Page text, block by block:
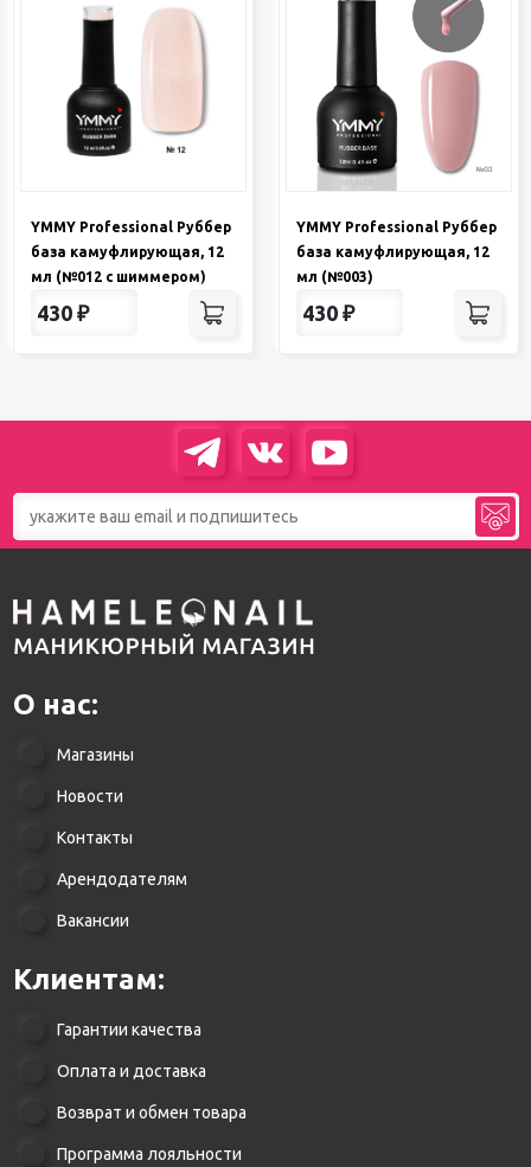
YMMY Professional Руббер
база камуфлирующая, 12
мл (№012 с шиммером)
430 ₽
YMMY Professional Руббер
база камуфлирующая, 12
мл (№003)
430 ₽
О нас:
Магазины
Новости
Контакты
Арендодателям
Вакансии
Клиентам:
Гарантии качества
Оплата и доставка
Возврат и обмен товара
Программа лояльности